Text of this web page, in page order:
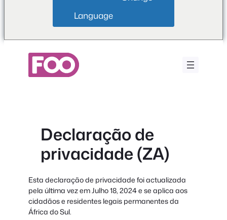
Language
Declaração de
privacidade (ZA)
Esta declaração de privacidade foi actualizada
pela última vez em Julho 18, 2024 e se aplica aos
cidadãos e residentes legais permanentes da
África do Sul.